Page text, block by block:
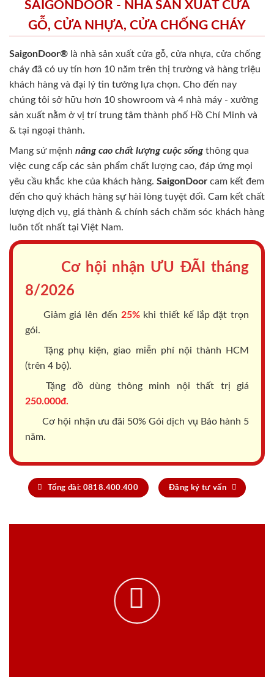
SAIGONDOOR - NHÀ SẢN XUẤT CỬA
GỖ, CỬA NHỰA, CỬA CHỐNG CHÁY
SaigonDoor® là nhà sản xuất cửa gỗ, cửa nhựa, cửa chống
cháy đã có uy tín hơn 10 năm trên thị trường và hàng triệu
khách hàng và đại lý tin tưởng lựa chọn. Cho đến nay
chúng tôi sở hữu hơn 10 showroom và 4 nhà máy - xưởng
sản xuất nằm ở vị trí trung tâm thành phố Hồ Chí Minh và
& tại ngoại thành.
Mang sứ mệnh nâng cao chất lượng cuộc sốngthông qua
việc cung cấp các sản phẩm chất lượng cao, đáp ứng mọi
yêu cầu khắc khe của khách hàng. SaigonDoor cam kết đem
đến cho quý khách hàng sự hài lòng tuyệt đối. Cam kết chất
lượng dịch vụ, giá thành & chính sách chăm sóc khách hàng
luôn tốt nhất tại Việt Nam.
Cơ hội nhận ƯU ĐÃI tháng
8/2026
Giảm giá lên đến 25%khi thiết kế lắp đặt trọn
gói.
Tặng phụ kiện, giao miễn phí nội thành HCM
(trên 4 bộ).
Tặng đồ dùng thông minh nội thất trị giá
250.000đ.
Cơ hội nhận ưu đãi 50% Gói dịch vụ Bảo hành 5
năm.
Tổng đài: 0818.400.400 Đăng ký tư vấn